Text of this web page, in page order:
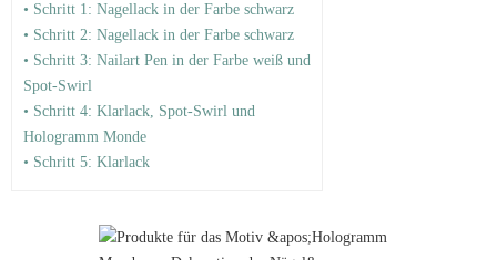
• Schritt 1: Nagellack in der Farbe schwarz
• Schritt 2: Nagellack in der Farbe schwarz
• Schritt 3: Nailart Pen in der Farbe weiß und
Spot-Swirl
• Schritt 4: Klarlack, Spot-Swirl und
Hologramm Monde
• Schritt 5: Klarlack